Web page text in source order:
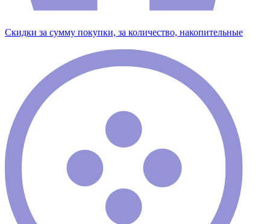
Скидки за сумму покупки, за количество, накопительные